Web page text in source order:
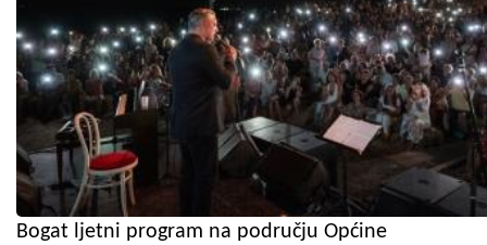
Bogat ljetni program na području Općine